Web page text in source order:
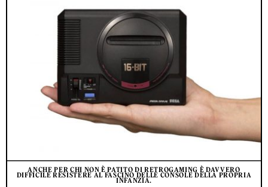
ANCHE PER CHI NON È PATITO DI RETROGAMING È DAVVERO
DIFFICILE RESISTERE AL FASCINO DELLE CONSOLE DELLA PROPRIA
INFANZIA.